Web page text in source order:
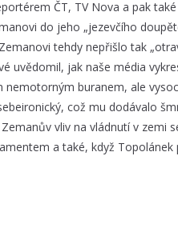
ČT, TV Nova a pak
do jeho „jezevčího
tehdy nepřišlo tak
uvědomil, jak naše média
buranem, ale
což mu dodávalo
vliv na vládnutí v zemi
a také, když Topolánek